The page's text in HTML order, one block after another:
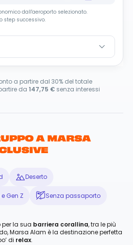
dall'aeroporto selezionato.
step successivo.
a partire dal 30% del totale
da 147,75 € senza interessi
A MARSA
Deserto
Gen Z Senza passaporto
la sua barriera corallina, tra le più
Marsa Alam è la destinazione perfetta
di relax.